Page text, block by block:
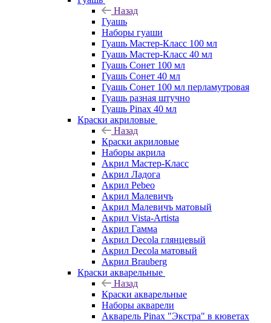
Назад
Гуашь
Наборы гуаши
Гуашь Мастер-Класс 100 мл
Гуашь Мастер-Класс 40 мл
Гуашь Сонет 100 мл
Гуашь Сонет 40 мл
Гуашь Сонет 100 мл перламутровая
Гуашь разная штучно
Гуашь Pinax 40 мл
Краски акриловые
Назад
Краски акриловые
Наборы акрила
Акрил Мастер-Класс
Акрил Ладога
Акрил Pebeo
Акрил Малевичъ
Акрил Малевичъ матовый
Акрил Vista-Artista
Акрил Гамма
Акрил Decola глянцевый
Акрил Decola матовый
Акрил Brauberg
Краски акварельные
Назад
Краски акварельные
Наборы акварели
Акварель Pinax "Экстра" в кюветах